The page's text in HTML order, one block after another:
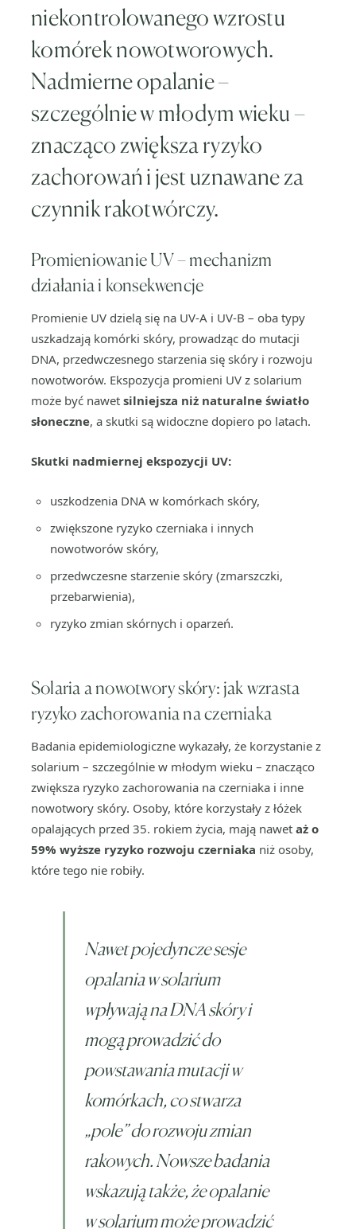
niekontrolowanego wzrostu
komórek nowotworowych.
Nadmierne opalanie –
szczególnie w młodym wieku –
znacząco zwiększa ryzyko
zachorowań i jest uznawane za
czynnik rakotwórczy.
Promieniowanie UV – mechanizm
działania i konsekwencje
Promienie UV dzielą się na UV-A i UV-B – oba typy
uszkadzają komórki skóry, prowadząc do mutacji
DNA, przedwczesnego starzenia się skóry i rozwoju
nowotworów. Ekspozycja promieni UV z solarium
może być nawet silniejsza niż naturalne światło
słoneczne, a skutki są widoczne dopiero po latach.
Skutki nadmiernej ekspozycji UV:
uszkodzenia DNA w komórkach skóry,
zwiększone ryzyko czerniaka i innych
nowotworów skóry,
przedwczesne starzenie skóry (zmarszczki,
przebarwienia),
ryzyko zmian skórnych i oparzeń.
Solaria a nowotwory skóry: jak wzrasta
ryzyko zachorowania na czerniaka
Badania epidemiologiczne wykazały, że korzystanie z
solarium – szczególnie w młodym wieku – znacząco
zwiększa ryzyko zachorowania na czerniaka i inne
nowotwory skóry. Osoby, które korzystały z łóżek
opalających przed 35. rokiem życia, mają nawet aż o
59% wyższe ryzyko rozwoju czerniaka niż osoby,
które tego nie robiły.
Nawet pojedyncze sesje
opalania w solarium
wpływają na DNA skóry i
mogą prowadzić do
powstawania mutacji w
komórkach, co stwarza
„pole” do rozwoju zmian
rakowych. Nowsze badania
wskazują także, że opalanie
w solarium może prowadzić